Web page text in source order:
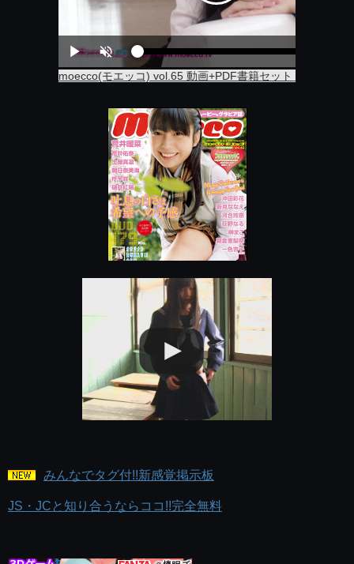
みんなでタグ付!!新感覚掲示板
JS・JCと知り合うならココ!!完全無料